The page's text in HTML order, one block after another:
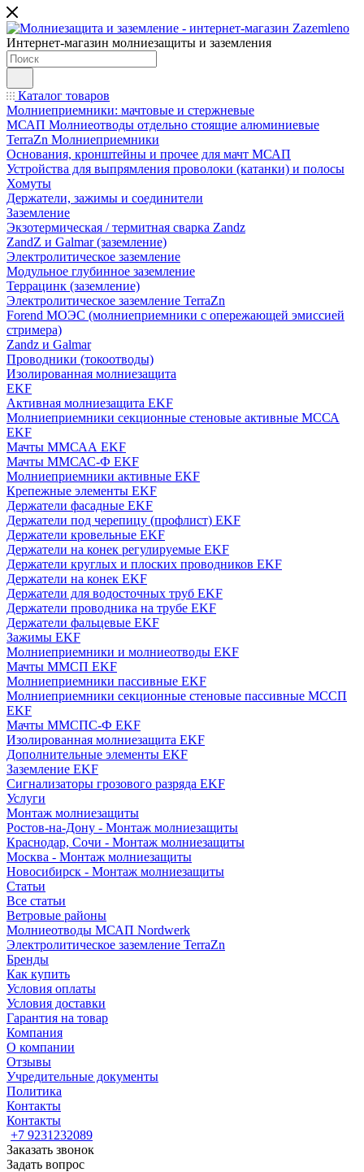
Интернет-магазин молниезащиты и заземления
Каталог товаров
Молниеприемники: мачтовые и стержневые
МСАП Молниеотводы отдельно стоящие алюминиевые
TerraZn Молниеприемники
Основания, кронштейны и прочее для мачт МСАП
Устройства для выпрямления проволоки (катанки) и полосы
Хомуты
Держатели, зажимы и соединители
Заземление
Экзотермическая / термитная сварка Zandz
ZandZ и Galmar (заземление)
Электролитическое заземление
Модульное глубинное заземление
Террацинк (заземление)
Электролитическое заземление TerraZn
Forend МОЭС (молниеприемники с опережающей эмиссией
стримера)
Zandz и Galmar
Проводники (токоотводы)
Изолированная молниезащита
EKF
Активная молниезащита EKF
Молниеприемники секционные стеновые активные МССА
EKF
Мачты ММСАА EKF
Мачты ММСАС-Ф EKF
Молниеприемники активные EKF
Крепежные элементы EKF
Держатели фасадные EKF
Держатели под черепицу (профлист) EKF
Держатели кровельные EKF
Держатели на конек регулируемые EKF
Держатели круглых и плоских проводников EKF
Держатели на конек EKF
Держатели для водосточных труб EKF
Держатели проводника на трубе EKF
Держатели фальцевые EKF
Зажимы EKF
Молниеприемники и молниеотводы EKF
Мачты ММСП EKF
Молниеприемники пассивные EKF
Молниеприемники секционные стеновые пассивные МССП
EKF
Мачты ММСПС-Ф EKF
Изолированная молниезащита EKF
Дополнительные элементы EKF
Заземление EKF
Сигнализаторы грозового разряда EKF
Услуги
Монтаж молниезащиты
Ростов-на-Дону - Монтаж молниезащиты
Краснодар, Сочи - Монтаж молниезащиты
Москва - Монтаж молниезащиты
Новосибирск - Монтаж молниезащиты
Статьи
Все статьи
Ветровые районы
Молниеотводы МСАП Nordwerk
Электролитическое заземление TerraZn
Бренды
Как купить
Условия оплаты
Условия доставки
Гарантия на товар
Компания
О компании
Отзывы
Учредительные документы
Политика
Контакты
Контакты
+7 9231232089
Заказать звонок
Задать вопрос